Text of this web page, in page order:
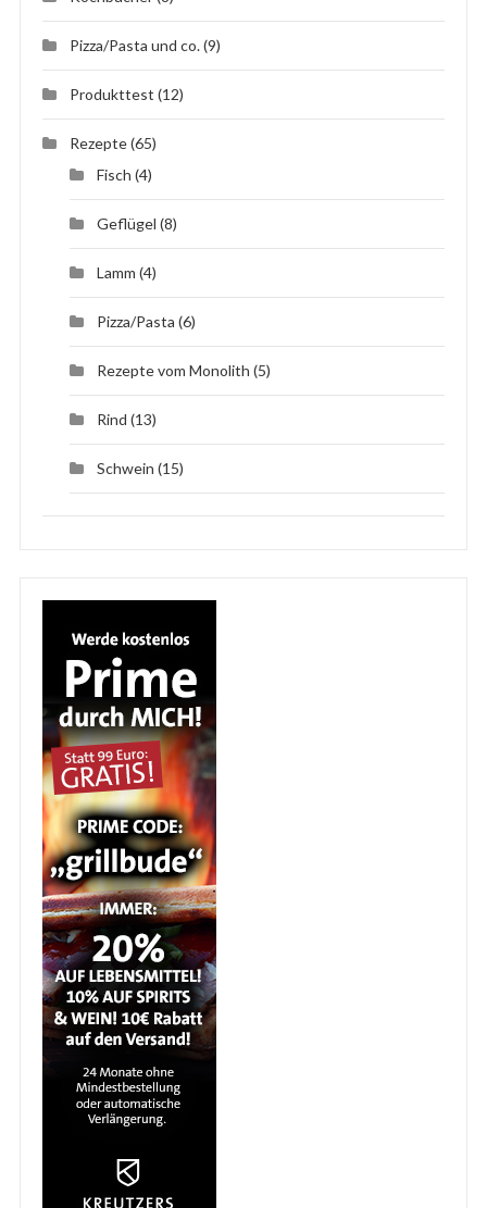
Pizza/Pasta und co.(9)
Produkttest (12)
Rezepte(65)
Fisch (4)
Geflügel (8)
Lamm (4)
Pizza/Pasta (6)
Rezepte vom Monolith (5)
Rind (13)
Schwein (15)